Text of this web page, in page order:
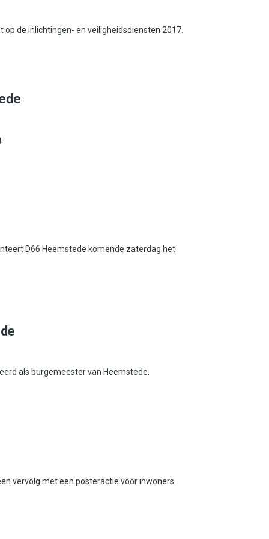
de inlichtingen- en veiligheidsdiensten 2017.
D66 Heemstede komende zaterdag het
als burgemeester van Heemstede.
vervolg met een posteractie voor inwoners.